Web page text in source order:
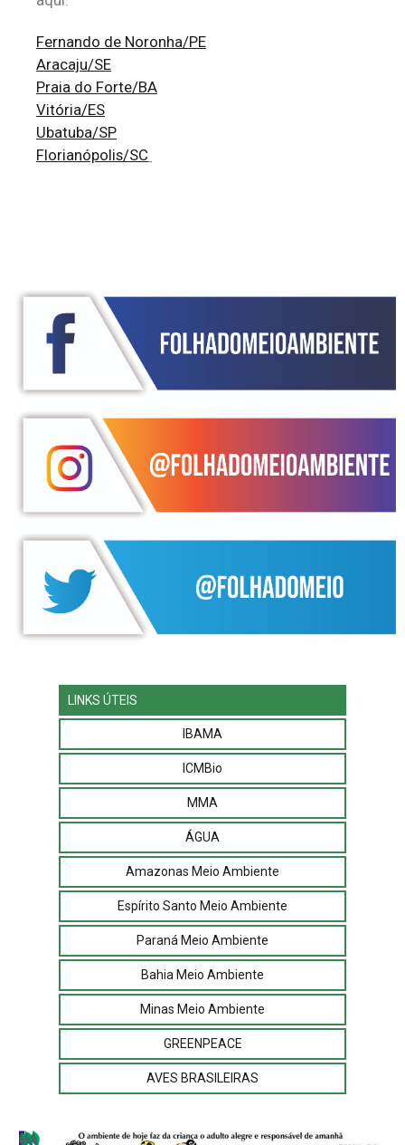
Fernando de Noronha/PE
Aracaju/SE
Praia do Forte/BA
Vitória/ES
Ubatuba/SP
Florianópolis/SC
LINKS ÚTEIS
IBAMA
ICMBio
MMA
ÁGUA
Amazonas Meio Ambiente
Espírito Santo Meio Ambiente
Paraná Meio Ambiente
Bahia Meio Ambiente
Minas Meio Ambiente
GREENPEACE
AVES BRASILEIRAS